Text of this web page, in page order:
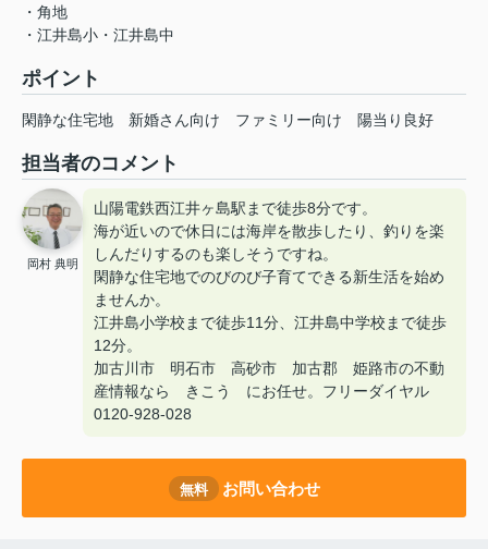
・角地
・江井島小・江井島中
ポイント
閑静な住宅地 新婚さん向け ファミリー向け 陽当り良好
担当者のコメント
岡村 典明
山陽電鉄西江井ヶ島駅まで徒歩8分です。
海が近いので休日には海岸を散歩したり、釣りを楽
しんだりするのも楽しそうですね。
閑静な住宅地でのびのび子育てできる新生活を始め
ませんか。
江井島小学校まで徒歩11分、江井島中学校まで徒歩
12分。
加古川市 明石市 高砂市 加古郡 姫路市の不動
産情報なら きこう にお任せ。フリーダイヤル
0120-928-028
無料 お問い合わせ